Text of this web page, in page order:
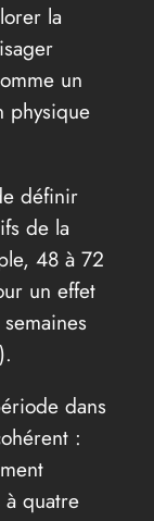
la
un
physique
définir
de la
48 à 72
un effet
dans
:
quatre